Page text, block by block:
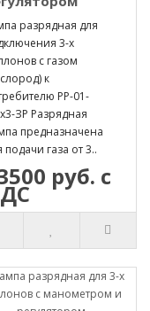
разрядная для
3-х
с газом
к
РР-01-
ЗР Разрядная
предназначена
подачи газа от 3..
руб. с